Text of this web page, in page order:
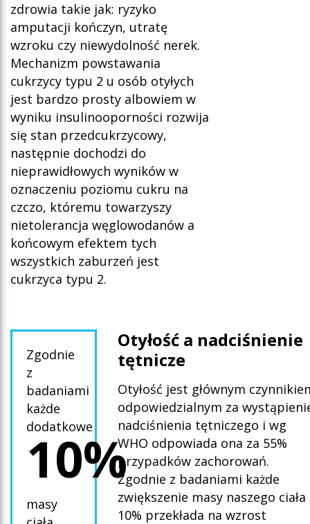
zdrowia takie jak: ryzyko
amputacji kończyn, utratę
wzroku czy niewydolność nerek.
Mechanizm powstawania
cukrzycy typu 2 u osób otyłych
jest bardzo prosty albowiem w
wyniku insulinooporności rozwija
się stan przedcukrzycowy,
następnie dochodzi do
nieprawidłowych wyników w
oznaczeniu poziomu cukru na
czczo, któremu towarzyszy
nietolerancja węglowodanów a
końcowym efektem tych
wszystkich zaburzeń jest
cukrzyca typu 2.
Zgodnie
z
badaniami
każde
dodatkowe
10%
masy
Otyłość a nadciśnienie
tętnicze
Otyłość jest głównym
odpowiedzialnym za
nadciśnienia tętniczego i wg
WHO odpowiada ona za 55%
przypadków zachorowań.
Zgodnie z badaniami każde
zwiększenie masy naszego ciała
10% przekłada na wzrost